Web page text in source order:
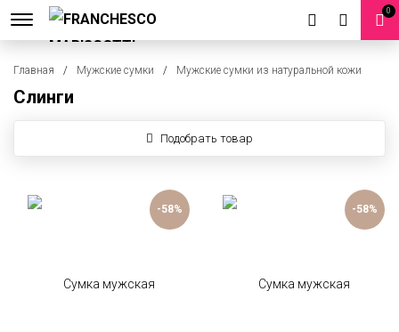
0
Главная Мужские сумки Мужские сумки из натуральной кожи
Слинги
Подобрать товар
-58% -58%